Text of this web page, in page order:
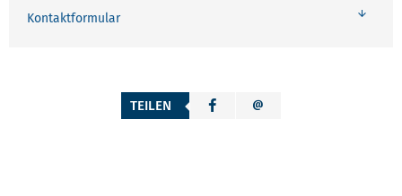
Kontaktformular
TEILEN